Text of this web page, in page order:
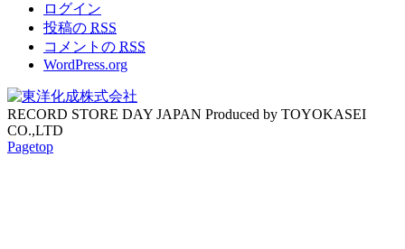
ログイン
投稿の RSS
コメントの RSS
WordPress.org
RECORD STORE DAY JAPAN Produced by TOYOKASEI
CO.,LTD
Pagetop